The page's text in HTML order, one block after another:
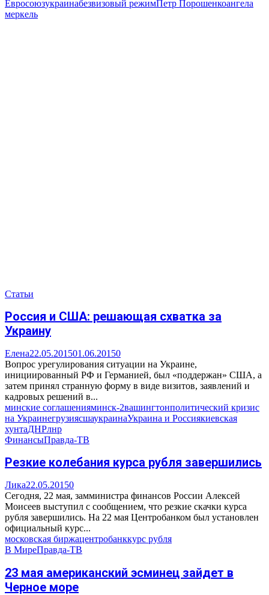
Евросоюзукраинабезвизовый режимПетр Порошенкоангела
меркель
Статьи
Россия и США: решающая схватка за
Украину
Елена22.05.201501.06.20150
Вопрос урегулирования ситуации на Украине,
инициированный РФ и Германией, был «поддержан» США, а
затем принял странную форму в виде визитов, заявлений и
кадровых решений в...
минские соглашенияминск-2вашингтонполитический кризис
на УкраинегрузиясшаукраинаУкраина и Россиякиевская
хунтаДНРлнр
ФинансыПравда-ТВ
Резкие колебания курса рубля завершились
Лика22.05.20150
Сегодня, 22 мая, замминистра финансов России Алексей
Моисеев выступил с сообщением, что резкие скачки курса
рубля завершились. На 22 мая Центробанком был установлен
официальный курс...
московская биржацентробанккурс рубля
В МиреПравда-ТВ
23 мая американский эсминец зайдет в
Черное море